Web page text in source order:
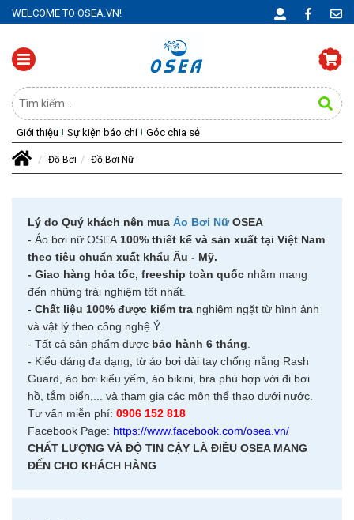
WELCOME TO OSEA.VN!
Giới thiệu Sự kiện báo chí Góc chia sẻ
Đồ Bơi Đồ Bơi Nữ
Lý do Quý khách nên mua Áo Bơi NữOSEA
- Áo bơi nữ OSEA100% thiết kế và sản xuất tại Việt Nam
theo tiêu chuẩn xuất khẩu Âu - Mỹ.
- Giao hàng hỏa tốc, freeship toàn quốc nhằm mang
đến những trải nghiệm tốt nhất.
- Chất liệu 100% được kiểm tra nghiêm ngặt từ hình ảnh
và vật lý theo công nghệ Ý.
- Tất cả sản phẩm được bảo hành 6 tháng.
- Kiểu dáng đa dạng, từ áo bơi dài tay chống nắng Rash
Guard, áo bơi kiểu yếm, áo bikini, bra phù hợp với đi bơi
hồ, tắm biển,... và tham gia các môn thể thao dưới nước.
Tư vấn miễn phí: 0906 152 818
Facebook Page: https://www.facebook.com/osea.vn/
CHẤT LƯỢNG VÀ ĐỘ TIN CẬY LÀ ĐIỀU OSEA MANG
ĐẾN CHO KHÁCH HÀNG